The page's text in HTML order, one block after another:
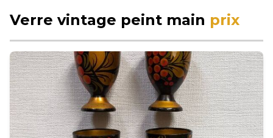
Verre vintage peint main prix